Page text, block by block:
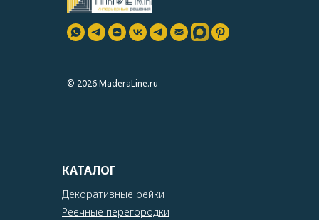
© 2026 MaderaLine.ru
КАТАЛОГ
Декоративные рейки
Реечные перегородки